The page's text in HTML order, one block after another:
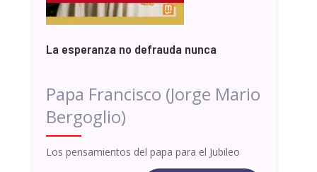
La esperanza no defrauda nunca
Papa Francisco (Jorge Mario
Bergoglio)
Los pensamientos del papa para el Jubileo